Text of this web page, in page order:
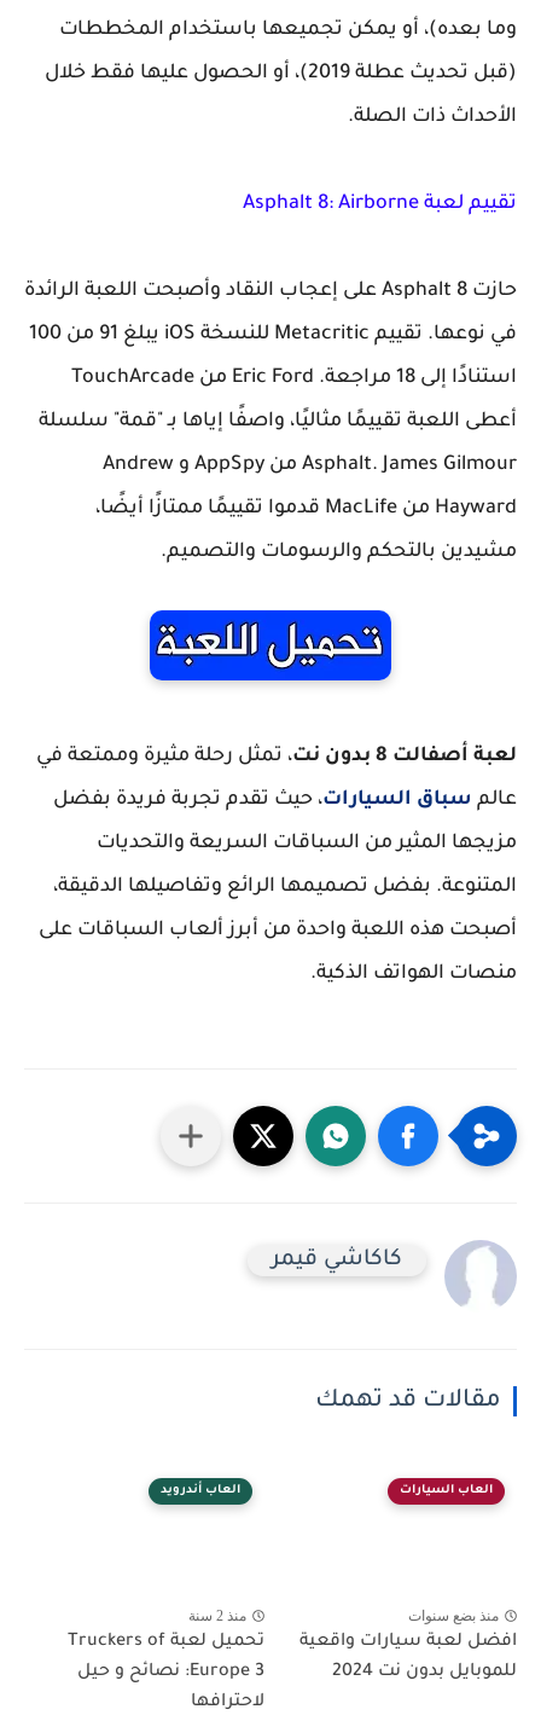
وما بعده)، أو يمكن تجميعها باستخدام المخططات
(قبل تحديث عطلة 2019)، أو الحصول عليها فقط خلال
الأحداث ذات الصلة.
تقييم لعبة Asphalt 8: Airborne
حازت Asphalt 8 على إعجاب النقاد وأصبحت اللعبة الرائدة
في نوعها. تقييم Metacritic للنسخة iOS يبلغ 91 من 100
استنادًا إلى 18 مراجعة. Eric Ford من TouchArcade
أعطى اللعبة تقييمًا مثاليًا، واصفًا إياها بـ "قمة" سلسلة
Asphalt. James Gilmour من AppSpy و Andrew
Hayward من MacLife قدموا تقييمًا ممتازًا أيضًا،
مشيدين بالتحكم والرسومات والتصميم.
لعبة أصفالت 8 بدون نت
، تمثل رحلة مثيرة وممتعة في
عالم سباق السيارات، حيث تقدم تجربة فريدة بفضل
مزيجها المثير من السباقات السريعة والتحديات
المتنوعة. بفضل تصميمها الرائع وتفاصيلها الدقيقة،
أصبحت هذه اللعبة واحدة من أبرز ألعاب السباقات على
منصات الهواتف الذكية.
كاكاشي قيمر
مقالات قد تهمك
العاب السيارات
منذ بضع سنوات
افضل لعبة سيارات واقعية
للموبايل بدون نت 2024
العاب أندرويد
منذ 2 سنة
تحميل لعبة Truckers of
Europe 3: نصائح و حيل
لاحترافها